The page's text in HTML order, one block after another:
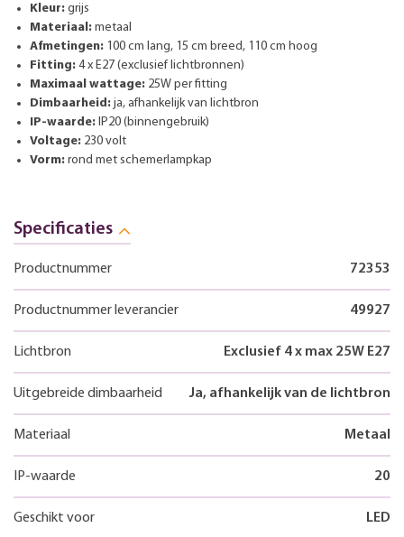
Kleur: grijs
Materiaal: metaal
Afmetingen: 100 cm lang, 15 cm breed, 110 cm hoog
Fitting: 4 x E27 (exclusief lichtbronnen)
Maximaal wattage: 25W per fitting
Dimbaarheid: ja, afhankelijk van lichtbron
IP-waarde: IP20 (binnengebruik)
Voltage: 230 volt
Vorm: rond met schemerlampkap
Specificaties
Productnummer 72353
Productnummer leverancier 49927
Lichtbron Exclusief 4 x max 25W E27
Uitgebreide dimbaarheid Ja, afhankelijk van de lichtbron
Materiaal Metaal
IP-waarde 20
Geschikt voor LED